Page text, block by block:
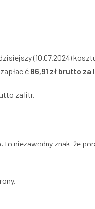
(10.07.2024)
86,91 zł brutto za
za litr.
to niezawodny znak, że